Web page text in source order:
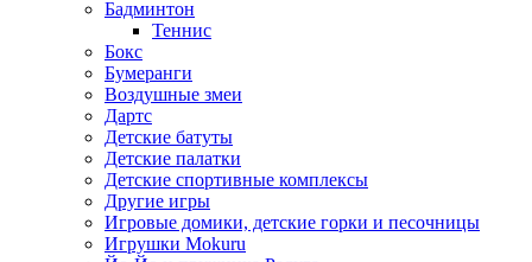
Бадминтон
Теннис
Бокс
Бумеранги
Воздушные змеи
Дартс
Детские батуты
Детские палатки
Детские спортивные комплексы
Другие игры
Игровые домики, детские горки и песочницы
Игрушки Mokuru